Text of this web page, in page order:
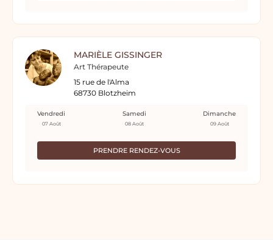
MARIÈLE GISSINGER
Art Thérapeute
15 rue de l'Alma
68730 Blotzheim
PRENDRE RENDEZ-VOUS
Vendredi
07 Août
Samedi
08 Août
Dimanche
09 Août